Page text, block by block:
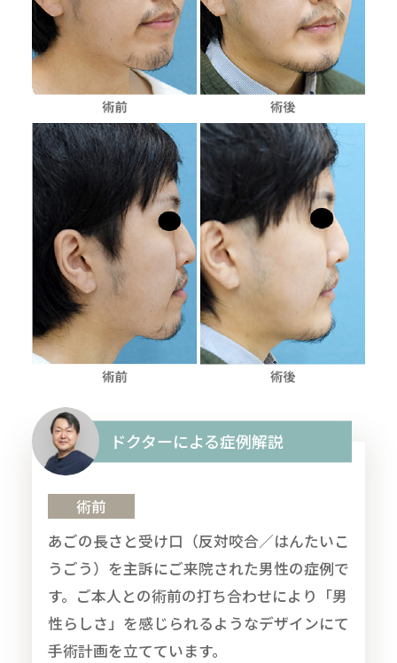
ドクターによる症例解説
術前
あごの長さと受け口（反対咬合／はんたいこ
うごう）を主訴にご来院された男性の症例で
す。ご本人との術前の打ち合わせにより「男
性らしさ」を感じられるようなデザインにて
手術計画を立てています。